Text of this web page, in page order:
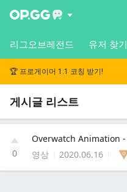
리그오브레전드 유저 찾기
🏆 프로게이머 1:1 코칭 받기!
게시글 리스트
0
영상
2020.06.16